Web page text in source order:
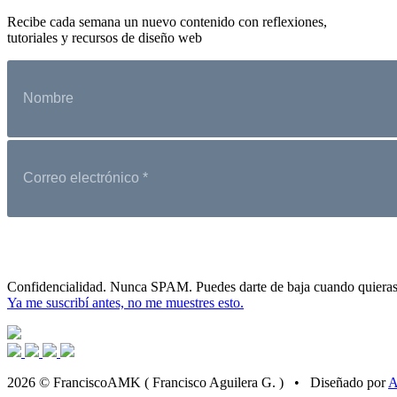
Recibe cada semana un nuevo contenido con reflexiones,
tutoriales y recursos de diseño web
Confidencialidad. Nunca SPAM. Puedes darte de baja cuando
Ya me suscribí antes, no me muestres esto.
2026 © FranciscoAMK ( Francisco Aguilera G. ) • Diseñado por